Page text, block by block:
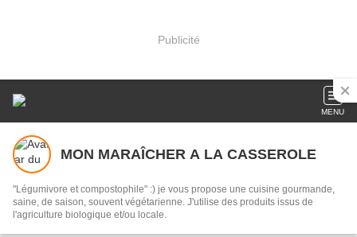
Publicité
MENU
MON MARAÎCHER A LA CASSEROLE
"Légumivore et compostophile" :) je vous propose une cuisine gourmande,
saine, de saison, souvent végétarienne. J'utilise des produits issus de
l'agriculture biologique et/ou locale.